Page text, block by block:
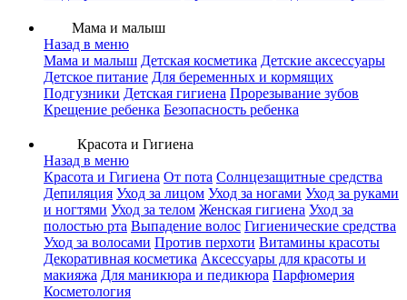
Мама и малыш
Назад в меню
Мама и малыш Детская косметика Детские аксессуары
Детское питание Для беременных и кормящих
Подгузники Детская гигиена Прорезывание зубов
Крещение ребенка Безопасность ребенка
Красота и Гигиена
Назад в меню
Красота и Гигиена От пота Солнцезащитные средства
Депиляция Уход за лицом Уход за ногами Уход за руками
и ногтями Уход за телом Женская гигиена Уход за
полостью рта Выпадение волос Гигиенические средства
Уход за волосами Против перхоти Витамины красоты
Декоративная косметика Аксессуары для красоты и
макияжа Для маникюра и педикюра Парфюмерия
Косметология